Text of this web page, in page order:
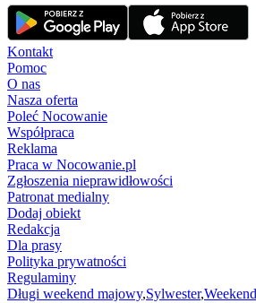
Kontakt
Pomoc
O nas
Nasza oferta
Poleć Nocowanie
Współpraca
Reklama
Praca w Nocowanie.pl
Zgłoszenia nieprawidłowości
Patronat medialny
Dodaj obiekt
Redakcja
Dla prasy
Polityka prywatności
Regulaminy
Długi weekend majowy,Sylwester,